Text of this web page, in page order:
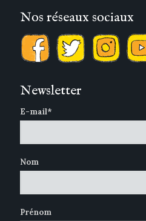
Nos réseaux sociaux
Newsletter
E-mail*
Nom
Prénom